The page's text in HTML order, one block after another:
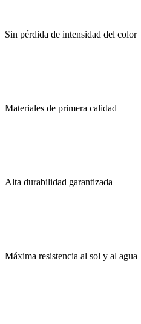
Sin pérdida de intensidad del color
Materiales de primera calidad
Alta durabilidad garantizada
Máxima resistencia al sol y al agua